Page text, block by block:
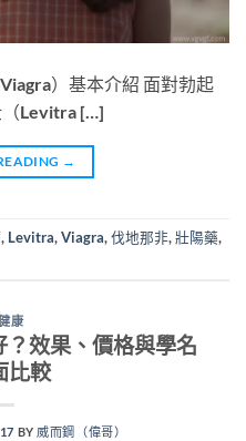
）基本介紹 面對勃起
（Levitra […]
→
, Levitra,Viagra,伐地那非,壯陽藥,
康
效果、價格與學名
比較
BY 威而鋼（偉哥）